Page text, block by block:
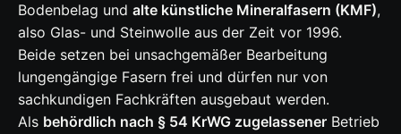
Bodenbelag und alte künstliche Mineralfasern (KMF),
also Glas- und Steinwolle aus der Zeit vor 1996.
Beide setzen bei unsachgemäßer Bearbeitung
lungengängige Fasern frei und dürfen nur von
sachkundigen Fachkräften ausgebaut werden.
Als behördlich nach § 54 KrWG zugelassener Betrieb